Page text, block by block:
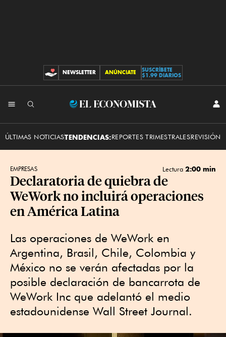
CONTRIBUCIONES
NEWSLETTER ANÚNCIATE
SUSCRÍBETE
$1.99 DIARIOS
El
ÚLTIMAS NOTICIASTENDENCIAS:REPORTES TRIMESTRALESREVISIÓN
EMPRESAS Lectura 2:00 min
Declaratoria de quiebra de
WeWork no incluirá operaciones
en América Latina
Las operaciones de WeWork en
Argentina, Brasil, Chile, Colombia y
México no se verán afectadas por la
posible declaración de bancarrota de
WeWork Inc que adelantó el medio
estadounidense Wall Street Journal.